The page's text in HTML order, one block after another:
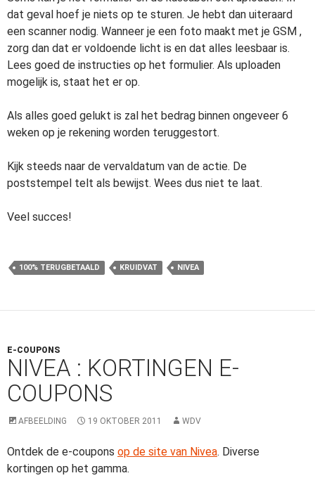
dat geval hoef je niets op te sturen. Je hebt dan uiteraard
een scanner nodig. Wanneer je een foto maakt met je GSM ,
zorg dan dat er voldoende licht is en dat alles leesbaar is.
Lees goed de instructies op het formulier. Als uploaden
mogelijk is, staat het er op.
Als alles goed gelukt is zal het bedrag binnen ongeveer 6
weken op je rekening worden teruggestort.
Kijk steeds naar de vervaldatum van de actie. De
poststempel telt als bewijst. Wees dus niet te laat.
Veel succes!
100% TERUGBETAALD KRUIDVAT NIVEA
E-COUPONS
NIVEA : KORTINGEN E-
COUPONS
AFBEELDING 19 OKTOBER 2011 WDV
Ontdek de e-coupons op de site van Nivea. Diverse
kortingen op het gamma.